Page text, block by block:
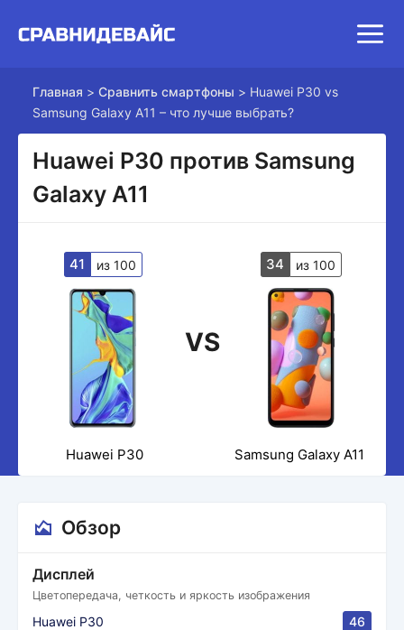
Главная > Сравнить смартфоны > Huawei P30 vs
Samsung Galaxy A11 – что лучше выбрать?
Huawei P30 против Samsung
Galaxy A11
41 из 100
VS
34 из 100
Huawei P30 Samsung Galaxy A11
Обзор
Дисплей
Цветопередача, четкость и яркость изображения
Huawei P30 46